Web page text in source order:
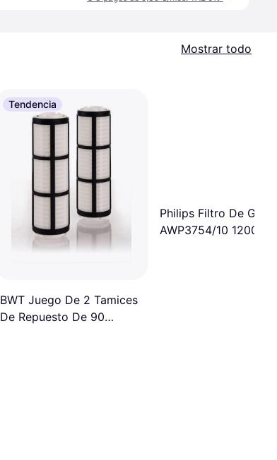
Mostrar todo
Tendencia
BWT Juego De 2 Tamices
De Repuesto De 90
Philips Filtro De Grifo
AWP3754/10 1200 L